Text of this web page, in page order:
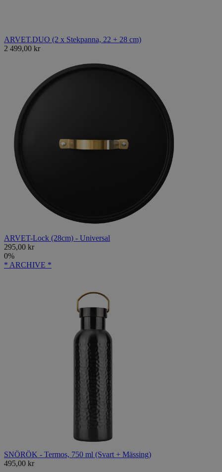
ARVET.DUO (2 x Stekpanna, 22 + 28 cm)
2 499,00 kr
ARVET-Lock (28cm) - Universal
295,00 kr
0%
* ARCHIVE *
SNÖRÖK - Termos, 750 ml (Svart + Mässing)
495,00 kr